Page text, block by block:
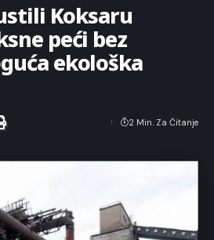
Koksaru
peći bez
ekološka
2 Min. Za Čitanje